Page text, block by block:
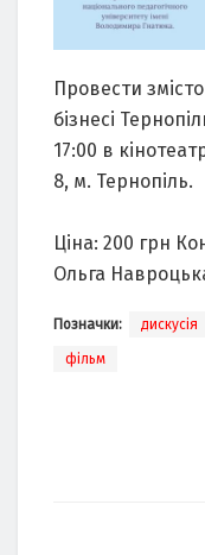
Провести
бізнесі
17:00 в
8, м. Тернопіль.
Ціна: 200 грн
Ольга
Позначки: дискусія
фільм